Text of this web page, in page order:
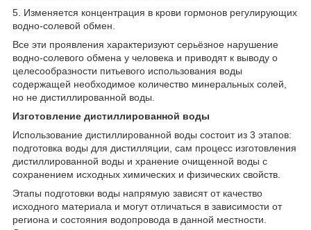
5. Изменяется концентрация в крови гормонов регулирующих
водно-солевой обмен.
Все эти проявления характеризуют серьёзное нарушение
водно-солевого обмена у человека и приводят к выводу о
целесообразности питьевого использования воды
содержащей необходимое количество минеральных солей,
но не дистиллированной воды.
Изготовление дистиллированной воды
Использование дистиллированной воды состоит из 3 этапов:
подготовка воды для дистилляции, сам процесс изготовления
дистиллированной воды и хранение очищенной воды с
сохранением исходных химических и физических свойств.
Этапы подготовки воды напрямую зависят от качество
исходного материала и могут отличаться в зависимости от
региона и состояния водопровода в данной местности.